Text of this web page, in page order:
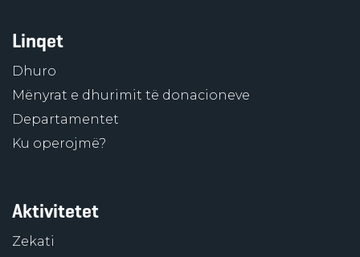
Linqet
Dhuro
Mënyrat e dhurimit të donacioneve
Departamentet
Ku operojmë?
Aktivitetet
Zekati